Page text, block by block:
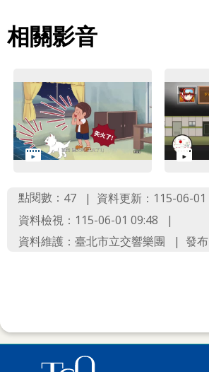
絡
們
隱
私
權
資
訊
安
著
相關影音
點閱數： 47
資料更新：115-06-01
資料檢視：115-06-01 09:48
資料維護：臺北市立交響樂團
發